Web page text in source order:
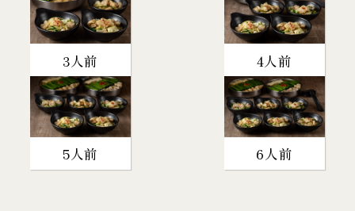
3人前 4人前
5人前 6人前